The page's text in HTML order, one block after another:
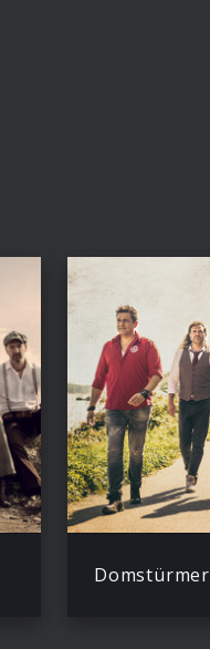
Domstürmer